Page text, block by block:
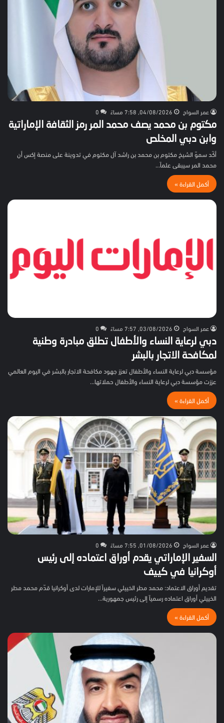
عمر السواح 04/08/2026, 7:58 مساءً 0
مكتوم بن محمد يصف محمد المر رمز الثقافة الإماراتية
وابن دبي المخلص
أكّد سموّ الشيخ مكتوم بن محمد بن راشد آل مكتوم في تدوينة على منصة إكس أن
محمد المر سيبقى علماً…
أكمل القراءة »
عمر السواح 03/08/2026, 7:57 مساءً 0
دبي لرعاية النساء والأطفال تطلق مبادرة وطنية
لمكافحة الاتجار بالبشر
مؤسسة دبي لرعاية النساء والأطفال تعزز جهود مكافحة الاتجار بالبشر في اليوم العالمي
عززت مؤسسة دبي لرعاية النساء والأطفال حملاتها…
أكمل القراءة »
عمر السواح 01/08/2026, 7:55 مساءً 0
السفير الإماراتي يقدم أوراق اعتماده إلى رئيس
أوكرانيا في كييف
تقديم أوراق الاعتماد: محمد مطر الخييلي سفيراً للإمارات لدى أوكرانيا قدّم محمد مطر
الخييلي أوراق اعتماده رسمياً إلى رئيس جمهورية…
أكمل القراءة »